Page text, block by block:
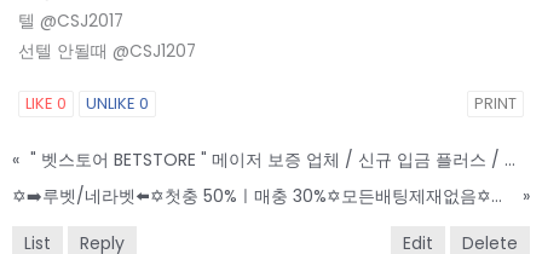
텔 @CSJ2017
선텔 안될때 @CSJ1207
LIKE 0 UNLIKE 0 PRINT
«
" 벳스토어 BETSTORE " 메이저 보증 업체 / 신규 입금 플러스 / 무제재
✡️➡️루벳/네라벳⬅️✡️첫충 50%ㅣ매충 30%✡️모든배팅제재없음✡️가입즉시 콤프지급✡️베팅한도무제한✡️ vip5
»
List
Reply Edit Delete